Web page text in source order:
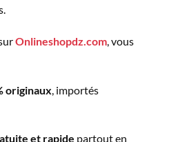
Onlineshopdz.com, vous
originaux , importés
et rapide partout en